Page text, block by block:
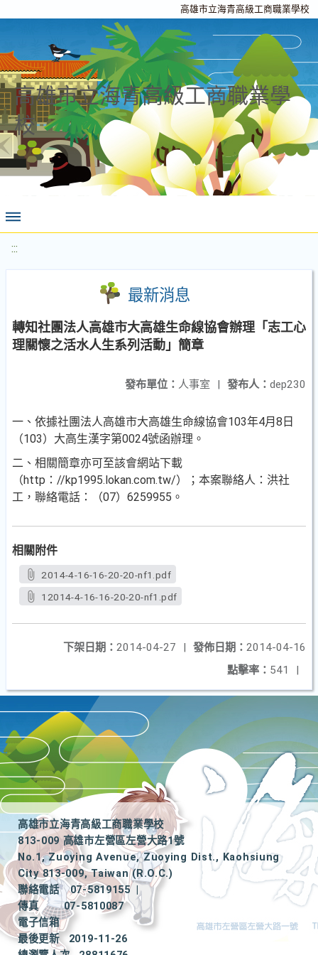
高雄市立海青高級工商職業學校
高雄市立海青高級工商職業學
校
:::
最新消息
轉知社團法人高雄市大高雄生命線協會辦理「志工心
理關懷之活水人生系列活動」簡章
發布人： dep230
發布單位： 人事室 |
一、依據社團法人高雄市大高雄生命線協會103年4月8日
（103）大高生漢字第0024號函辦理。
二、相關簡章亦可至該會網站下載
（http：//kp1995.lokan.com.tw/）；本案聯絡人：洪社
工，聯絡電話：（07）6259955。
相關附件
2014-4-16-16-20-20-nf1.pdf
12014-4-16-16-20-20-nf1.pdf
發佈日期： 2014-04-16
下架日期： 2014-04-27
|
點擊率： 541 |
高雄市立海青高級工商職業學校
813-009 高雄市左營區左營大路1號
No.1, Zuoying Avenue, Zuoying Dist., Kaohsiung
City 813-009, Taiwan (R.O.C.)
聯絡電話
07-5819155
|
傳真
07-5810087
電子信箱
最後更新
2019-11-26